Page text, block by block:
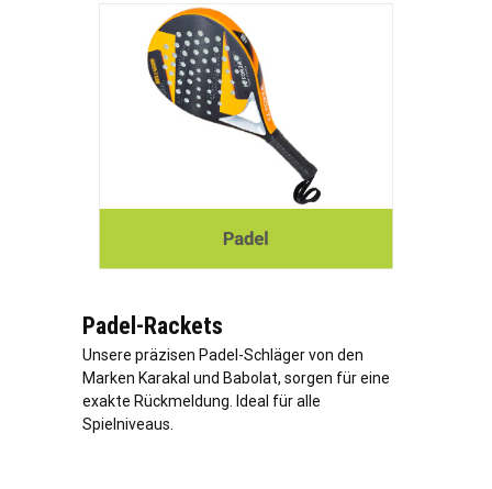
Padel-Rackets
Unsere präzisen Padel-Schläger von den
Marken Karakal und Babolat, sorgen für eine
exakte Rückmeldung. Ideal für alle
Spielniveaus.